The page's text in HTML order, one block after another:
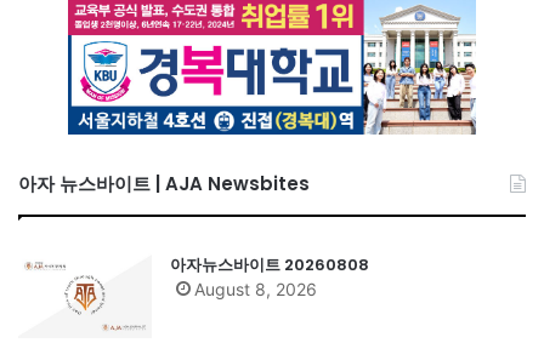
아자 뉴스바이트 | AJA Newsbites
아자뉴스바이트 20260808
August 8, 2026